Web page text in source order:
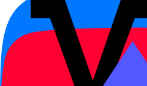
HSK 3 HSK 3 Сравнения
比 с 更 / 最
更 усиливает
высокий уровень